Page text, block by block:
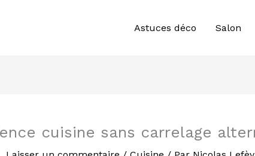
Astuces déco Salon
cuisine sans carrelage